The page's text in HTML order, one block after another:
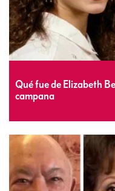
Qué fue de Elizabeth
campana